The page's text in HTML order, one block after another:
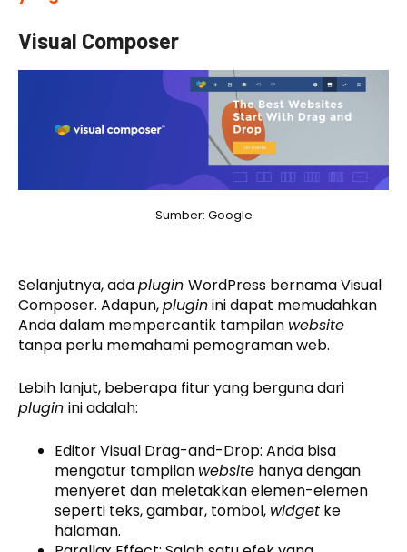
Visual Composer
Sumber: Google
Selanjutnya, adaplugin WordPress bernama Visual
Composer. Adapun,pluginini dapat memudahkan
Anda dalam mempercantik tampilan website
tanpa perlu memahami pemograman web.
Lebih lanjut, beberapa fitur yang berguna dari
plugin ini adalah:
Editor Visual Drag-and-Drop: Anda bisa
mengatur tampilan website hanya dengan
menyeret dan meletakkan elemen-elemen
seperti teks, gambar, tombol, widget ke
halaman.